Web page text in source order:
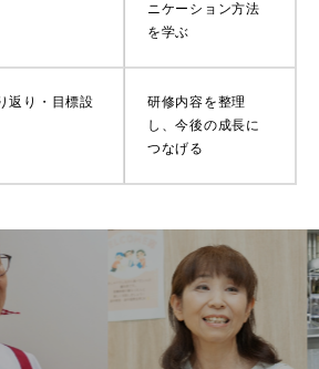
ニケーション方法
を学ぶ
返り・目標設
研修内容を整理
し、今後の成長に
つなげる